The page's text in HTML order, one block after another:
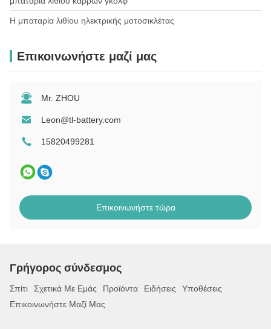
Η μπαταρία μπουκαλιού νερού για Ebike
Εμπικλέτα μπαταρία πίσω ράφι
Η μπαταρία για το κάθισμα του ηλεκτροκίνητου ποδηλάτου
Πολλαπλή μπαταρία ηλεκτρικού ποδηλάτου
Η μπαταρία ιατρικού εξοπλισμού
Η μπαταρία λιθίου ηλεκτρικής μοτοσικλέτας
Επικοινωνήστε μαζί μας
Mr. ZHOU
Leon@tl-battery.com
15820499281
Επικοινωνήστε τώρα
Γρήγορος σύνδεσμος
Σπίτι Σχετικά Με Εμάς Προϊόντα Ειδήσεις
Υποθέσεις
Επικοινωνήστε Μαζί Μας